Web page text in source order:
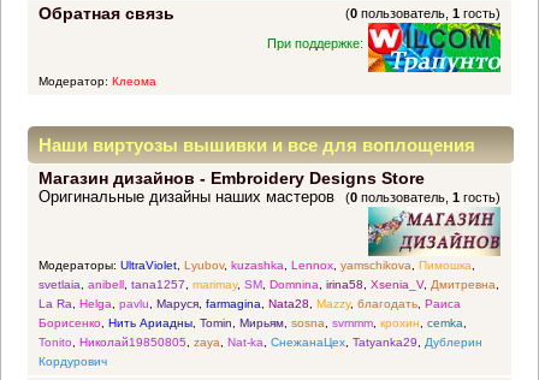
Обратная связь (0 пользователь,1 гость)
При поддержке:
Модератор: Клеома
Наши виртуозы вышивки и все для воплощения
прекрасных идей
Магазин дизайнов - Embroidery Designs Store
(0 пользователь,1 гость)
Оригинальные дизайны наших мастеров
Модераторы: UltraViolet, Lyubov, kuzashka, Lennox, yamschikova, Пимошка,
svetlaia, anibell, tana1257, marimay, SM, Domnina, irina58, Xsenia_V, Дмитревна,
La Ra, Helga, pavlu, Маруся, farmagina, Nata28, Mazzy, благодать, Раиса
Борисенко, Нить Ариадны, Tomin, Мирьям, sosna, svmmm, крохин, cemka,
Tonito, Николай19850805, zaya, Nat-ka, СнежанаЦех, Tatyanka29, Дублерин
Кордурович